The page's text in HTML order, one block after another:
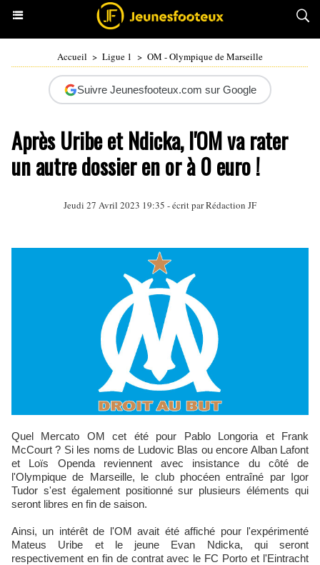
Accueil > Ligue 1 > OM - Olympique de Marseille
Suivre Jeunesfooteux.com sur Google
Après Uribe et Ndicka, l'OM va rater
un autre dossier en or à 0 euro !
Jeudi 27 Avril 2023 19:35 - écrit par Rédaction JF
Quel Mercato OM cet été pour Pablo Longoria et Frank
McCourt ? Si les noms de Ludovic Blas ou encore Alban Lafont
et Loïs Openda reviennent avec insistance du côté de
l'Olympique de Marseille, le club phocéen entraîné par Igor
Tudor s'est également positionné sur plusieurs éléments qui
seront libres en fin de saison.
Ainsi, un intérêt de l'OM avait été affiché pour l'expérimenté
Mateus Uribe et le jeune Evan Ndicka, qui seront
respectivement en fin de contrat avec le FC Porto et l'Eintracht